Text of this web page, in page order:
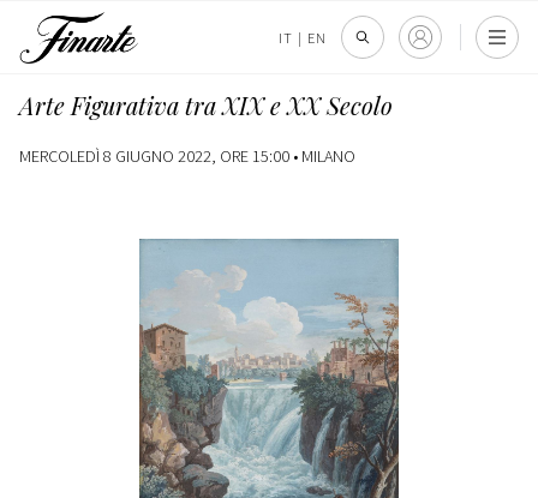
IT | EN
Arte Figurativa tra XIX e XX Secolo
MERCOLEDÌ 8 GIUGNO 2022, ORE 15:00 • MILANO